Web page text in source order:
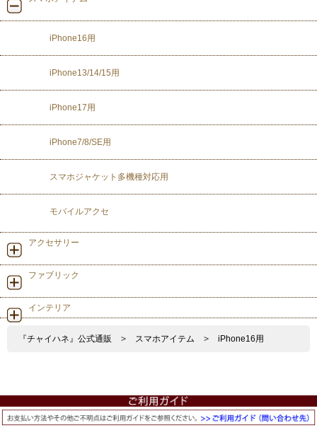
iPhone16用
iPhone13/14/15用
iPhone17用
iPhone7/8/SE用
スマホジャケット多機種対応用
モバイルアクセ
アクセサリー
ファブリック
インテリア
『チャイハネ』公式通販 > スマホアイテム > iPhone16用